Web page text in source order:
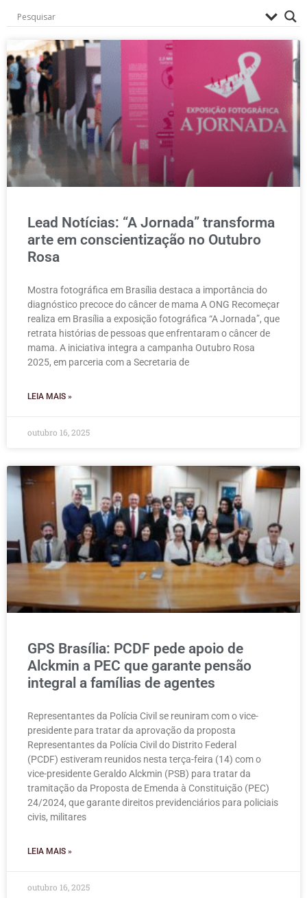
Lead Notícias: “A Jornada” transforma
arte em conscientização no Outubro
Rosa
Mostra fotográfica em Brasília destaca a importância do
diagnóstico precoce do câncer de mama A ONG Recomeçar
realiza em Brasília a exposição fotográfica “A Jornada”, que
retrata histórias de pessoas que enfrentaram o câncer de
mama. A iniciativa integra a campanha Outubro Rosa
2025, em parceria com a Secretaria de
LEIA MAIS »
outubro 16, 2025
GPS Brasília: PCDF pede apoio de
Alckmin a PEC que garante pensão
integral a famílias de agentes
Representantes da Polícia Civil se reuniram com o vice-
presidente para tratar da aprovação da proposta
Representantes da Polícia Civil do Distrito Federal
(PCDF) estiveram reunidos nesta terça-feira (14) com o
vice-presidente Geraldo Alckmin (PSB) para tratar da
tramitação da Proposta de Emenda à Constituição (PEC)
24/2024, que garante direitos previdenciários para policiais
civis, militares
LEIA MAIS »
outubro 16, 2025